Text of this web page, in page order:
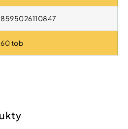
8595026110847
60 tob